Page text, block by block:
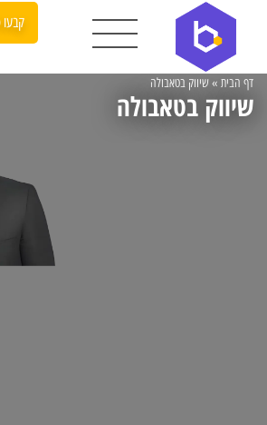
קבעו
דף הבית »שיווק בטאבולה
שיווק בטאבולה